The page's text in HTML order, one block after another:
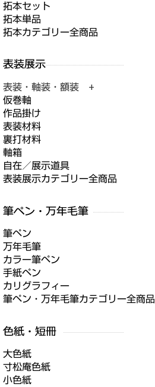
拓本セット
拓本単品
拓本カテゴリー全商品
表装・軸装・額装 +
仮巻軸
作品掛け
表装材料
裏打材料
軸箱
自在／展示道具
表装展示カテゴリー全商品
筆ペン
万年毛筆
カラー筆ペン
手紙ペン
カリグラフィー
筆ペン・万年毛筆カテゴリー全商品
大色紙
寸松庵色紙
小色紙